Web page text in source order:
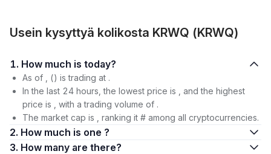
Usein kysyttyä kolikosta KRWQ (KRWQ)
1. How much is today?
As of , () is trading at .
In the last 24 hours, the lowest price is , and the highest
price is , with a trading volume of .
The market cap is , ranking it # among all cryptocurrencies.
2. How much is one ?
3. How many are there?